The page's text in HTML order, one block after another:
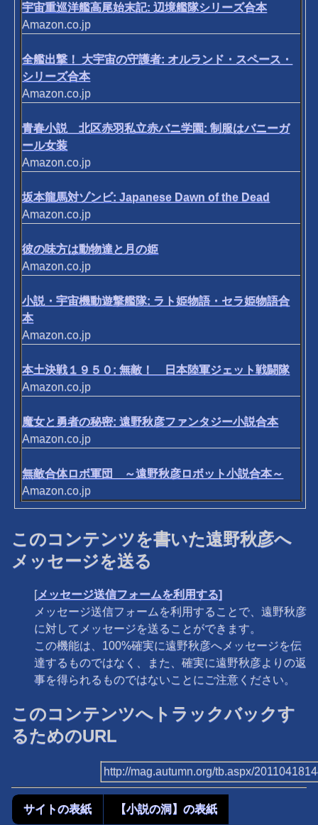
宇宙重巡洋艦高尾始末記: 辺境艦隊シリーズ合本
Amazon.co.jp
全艦出撃！ 大宇宙の守護者: オルランド・スペース・
シリーズ合本
Amazon.co.jp
青春小説 北区赤羽私立赤バニ学園: 制服はバニーガ
ール女装
Amazon.co.jp
坂本龍馬対ゾンビ: Japanese Dawn of the Dead
Amazon.co.jp
彼の味方は動物達と月の姫
Amazon.co.jp
小説・宇宙機動遊撃艦隊: ラト姫物語・セラ姫物語合
本
Amazon.co.jp
本土決戦１９５０: 無敵！ 日本陸軍ジェット戦闘隊
Amazon.co.jp
魔女と勇者の秘密: 遠野秋彦ファンタジー小説合本
Amazon.co.jp
無敵合体ロボ軍団 ～遠野秋彦ロボット小説合本～
Amazon.co.jp
このコンテンツを書いた遠野秋彦へ
メッセージを送る
[メッセージ送信フォームを利用する]
メッセージ送信フォームを利用することで、遠野秋彦
に対してメッセージを送ることができます。
この機能は、100%確実に遠野秋彦へメッセージを伝
達するものではなく、また、確実に遠野秋彦よりの返
事を得られるものではないことにご注意ください。
このコンテンツへトラックバックす
るためのURL
http://mag.autumn.org/tb.aspx/
サイトの表紙 【小説の洞】の表紙